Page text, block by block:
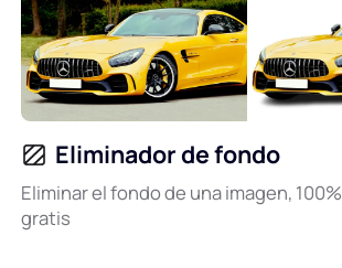
Eliminador de fondo
Eliminar el fondo de una imagen,
gratis